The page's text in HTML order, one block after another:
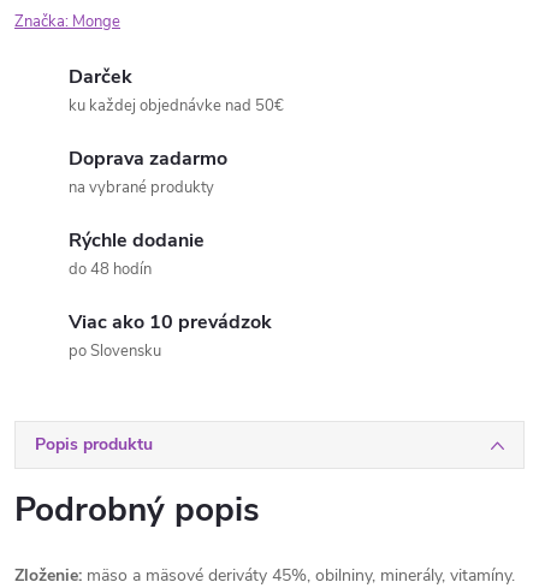
Značka: Monge
Darček
ku každej objednávke nad 50€
Doprava zadarmo
na vybrané produkty
Rýchle dodanie
do 48 hodín
Viac ako 10 prevádzok
po Slovensku
Popis produktu
Podrobný popis
Zloženie: mäso a mäsové deriváty 45%, obilniny, minerály, vitamíny.